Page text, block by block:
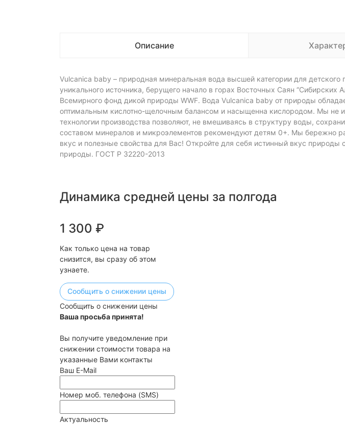
Описание
Vulcanica baby – природная минеральная вода высшей категории для
уникального источника, берущего начало в горах Восточных Саян
Всемирного фонд дикой природы WWF. Вода Vulcanica baby от природы
оптимальным кислотно-щелочным балансом и насыщенна кислородом. Мы не
технологии производства позволяют, не вмешиваясь в структуру воды,
составом минералов и микроэлементов рекомендуют детям 0+. Мы бережно
вкус и полезные свойства для Вас! Откройте для себя истинный вкус
природы. ГОСТ Р 32220-2013
Динамика средней цены за полгода
1 300 ₽
Как только цена на товар
снизится, вы сразу об этом
узнаете.
Сообщить о снижении цены
Сообщить о снижении цены
Ваша просьба принята!
Вы получите уведомление при
снижении стоимости товара на
указанные Вами контакты
Ваш E-Mail
Номер моб. телефона (SMS)
Актуальность